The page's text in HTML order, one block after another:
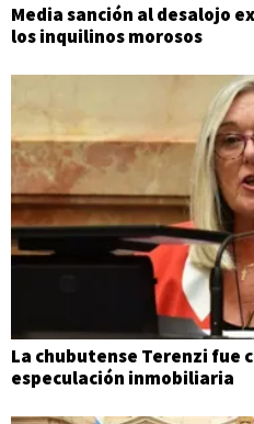
Media sanción al desalojo
los inquilinos morosos
La chubutense Terenzi fue
especulación inmobiliaria